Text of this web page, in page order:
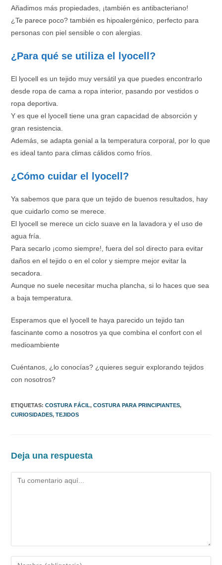
Añadimos más propiedades, ¡también es antibacteriano!
¿Te parece poco? también es hipoalergénico, perfecto para
personas con piel sensible o con alergias.
¿Para qué se utiliza el lyocell?
El lyocell es un tejido muy versátil ya que puedes encontrarlo
desde ropa de cama a ropa interior, pasando por vestidos o
ropa deportiva.
Y es que el lyocell tiene una gran capacidad de absorción y
gran resistencia.
Además, se adapta genial a la temperatura corporal, por lo que
es ideal tanto para climas cálidos como fríos.
¿Cómo cuidar el lyocell?
Ya sabemos que para que un tejido de buenos resultados, hay
que cuidarlo como se merece.
El lyocell se merece un ciclo suave en la lavadora y el uso de
agua fría.
Para secarlo ¡como siempre!, fuera del sol directo para evitar
daños en el tejido o en el color y siempre mejor evitar la
secadora.
Aunque no suele necesitar mucha plancha, si lo haces que sea
a baja temperatura.
Esperamos que el lyocell te haya parecido un tejido tan
fascinante como a nosotros ya que combina el confort con el
medioambiente
Cuéntanos, ¿lo conocías? ¿quieres seguir explorando tejidos
con nosotros?
ETIQUETAS:COSTURA FÁCIL, COSTURA PARA PRINCIPIANTES,
CURIOSIDADES, TEJIDOS
Deja una respuesta
Comentario
Introduce